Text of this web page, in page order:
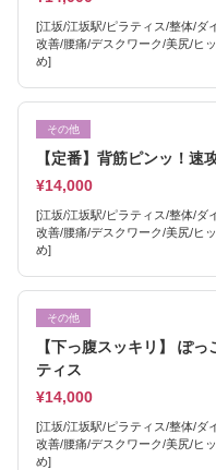
[江坂/江坂駅/ピラティス/整体/ダ
改善/腰痛/デスクワーク/美尻/ヒ
め]
その他
【定番】背筋ピンッ！速
¥14,000
[江坂/江坂駅/ピラティス/整体/ダ
改善/腰痛/デスクワーク/美尻/ヒ
め]
その他
【下っ腹スッキリ】 ぽ
ティス
¥14,000
[江坂/江坂駅/ピラティス/整体/ダ
改善/腰痛/デスクワーク/美尻/ヒ
め]